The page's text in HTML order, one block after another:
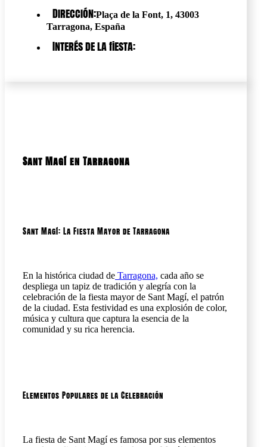
Dirección:Plaça de la Font, 1, 43003
Tarragona, España
Interés de la fiesta:
Sant Magí en Tarragona
Sant Magí: La Fiesta Mayor de Tarragona
En la histórica ciudad de Tarragona, cada año se
despliega un tapiz de tradición y alegría con la
celebración de la fiesta mayor de Sant Magí, el patrón
de la ciudad. Esta festividad es una explosión de color,
música y cultura que captura la esencia de la
comunidad y su rica herencia.
Elementos Populares de la Celebración
La fiesta de Sant Magí es famosa por sus elementos